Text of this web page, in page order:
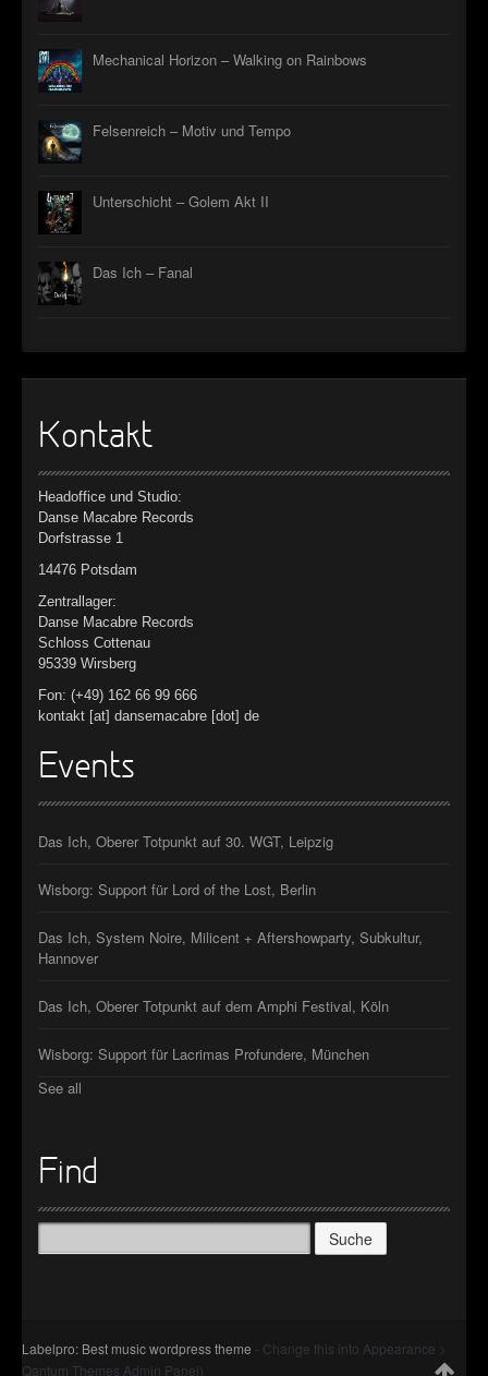
Mechanical Horizon – Walking on Rainbows
Felsenreich – Motiv und Tempo
Unterschicht – Golem Akt II
Das Ich – Fanal
Kontakt
Headoffice und Studio:
Danse Macabre Records
Dorfstrasse 1
14476 Potsdam
Zentrallager:
Danse Macabre Records
Schloss Cottenau
95339 Wirsberg
Fon: (+49) 162 66 99 666
kontakt [at] dansemacabre [dot] de
Events
Das Ich, Oberer Totpunkt auf 30. WGT, Leipzig
Wisborg: Support für Lord of the Lost, Berlin
Das Ich, System Noire, Milicent + Aftershowparty, Subkultur,
Hannover
Das Ich, Oberer Totpunkt auf dem Amphi Festival, Köln
Wisborg: Support für Lacrimas Profundere, München
See all
Find
Suche
nach:
Labelpro: Best music wordpress theme - Change this into Appearance >
Qantum Themes Admin Panel)